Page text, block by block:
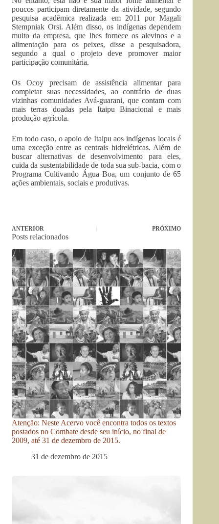
poucos participam diretamente da atividade, segundo
pesquisa acadêmica realizada em 2011 por Magali
Stempniak Orsi. Além disso, os indígenas dependem
muito da empresa, que lhes fornece os alevinos e a
alimentação para os peixes, disse a pesquisadora,
segundo a qual o projeto deve promover maior
participação comunitária.
Os Ocoy precisam de assistência alimentar para
completar suas necessidades, ao contrário de duas
vizinhas comunidades Avá-guarani, que contam com
mais terras doadas pela Itaipu Binacional e mais
produção agrícola.
Em todo caso, o apoio de Itaipu aos indígenas locais é
uma exceção entre as centrais hidrelétricas. Além de
buscar alternativas de desenvolvimento para eles,
cuida da sustentabilidade de toda sua sub-bacia, com o
Programa Cultivando Água Boa, um conjunto de 65
ações ambientais, sociais e produtivas.
ANTERIOR PRÓXIMO
Posts relacionados
Atenção: Neste Acervo você encontra todos os textos
postados no Combate desde seu início, no final de
2009, até 31 de dezembro de 2015.
31 de dezembro de 2015